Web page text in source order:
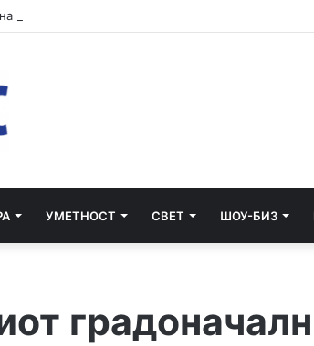
во Ѓорче и избегал, оставајќи ја тешко повредена
УМЕТНОСТ СВЕТ ШОУ-БИЗ